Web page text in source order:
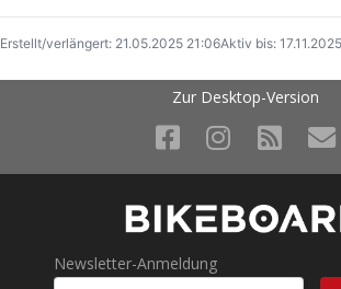
Erstellt/verlängert: 21.05.2025 21:06Aktiv bis: 17.11.2025
Zur Desktop-Version
Newsletter-Anmeldung